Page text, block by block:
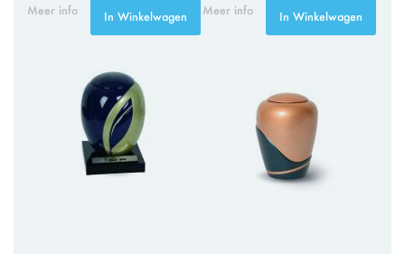
Meer info In Winkelwagen Meer info In Winkelwagen